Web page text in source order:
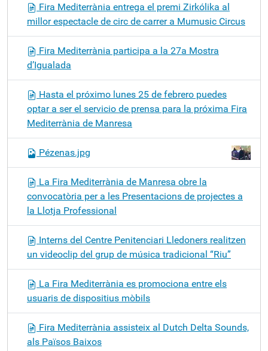
Fira Mediterrània entrega el premi Zirkólika al
millor espectacle de circ de carrer a Mumusic Circus
Fira Mediterrània participa a la 27a Mostra
d’Igualada
Hasta el próximo lunes 25 de febrero puedes
optar a ser el servicio de prensa para la próxima Fira
Mediterrània de Manresa
Pézenas.jpg
La Fira Mediterrània de Manresa obre la
convocatòria per a les Presentacions de projectes a
la Llotja Professional
Interns del Centre Penitenciari Lledoners realitzen
un videoclip del grup de música tradicional “Riu”
La Fira Mediterrània es promociona entre els
usuaris de dispositius mòbils
Fira Mediterrània assisteix al Dutch Delta Sounds,
als Països Baixos